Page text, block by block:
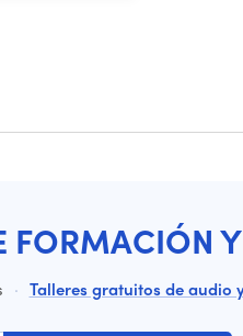
FORMACIÓN
· Talleres gratuitos de audio